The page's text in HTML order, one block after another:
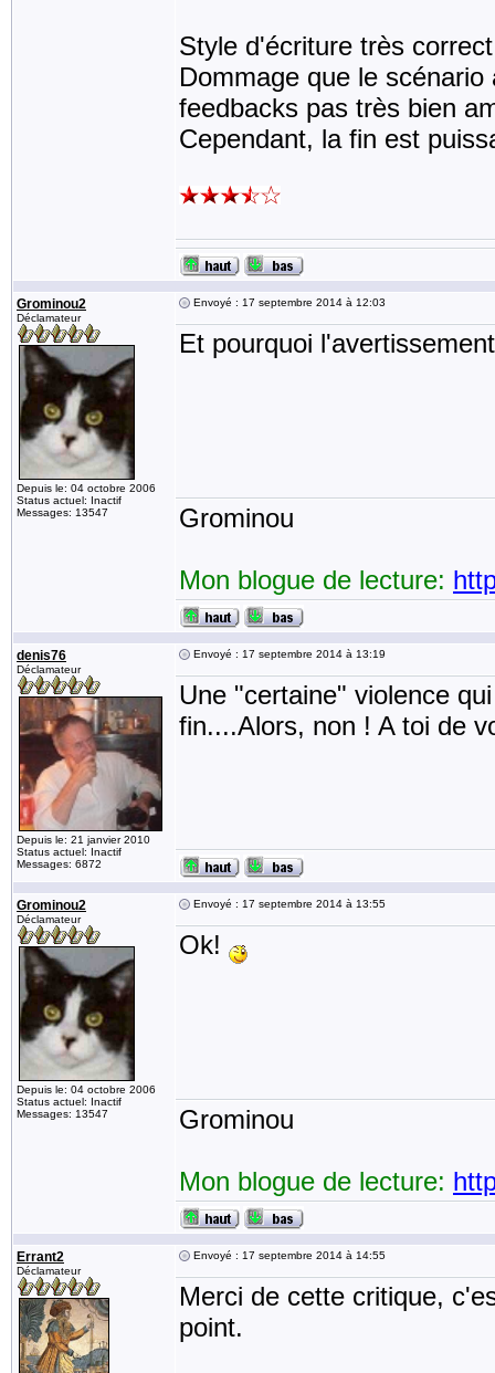
Style d'écriture très
Dommage que le
feedbacks pas très bien
Cependant, la fin est
Grominou2
Déclamateur
Depuis le: 04 octobre 2006
Status actuel: Inactif
Messages: 13547
Envoyé : 17 septembre 2014 à 12:03
Et pourquoi
Grominou
Mon blogue de lecture:
denis76
Déclamateur
Depuis le: 21 janvier 2010
Status actuel: Inactif
Messages: 6872
Envoyé : 17 septembre 2014 à 13:19
Une "certaine" violence
fin....Alors, non ! A toi de
Grominou2
Déclamateur
Depuis le: 04 octobre 2006
Status actuel: Inactif
Messages: 13547
Envoyé : 17 septembre 2014 à 13:55
Ok!
Grominou
Mon blogue de lecture:
Errant2
Déclamateur
Envoyé : 17 septembre 2014 à 14:55
Merci de cette critique,
point.